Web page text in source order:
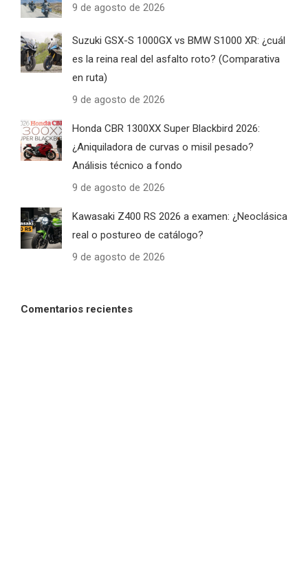
9 de agosto de 2026
Suzuki GSX-S 1000GX vs BMW S1000 XR: ¿cuál
es la reina real del asfalto roto? (Comparativa
en ruta)
9 de agosto de 2026
Honda CBR 1300XX Super Blackbird 2026:
¿Aniquiladora de curvas o misil pesado?
Análisis técnico a fondo
9 de agosto de 2026
Kawasaki Z400 RS 2026 a examen: ¿Neoclásica
real o postureo de catálogo?
9 de agosto de 2026
Comentarios recientes